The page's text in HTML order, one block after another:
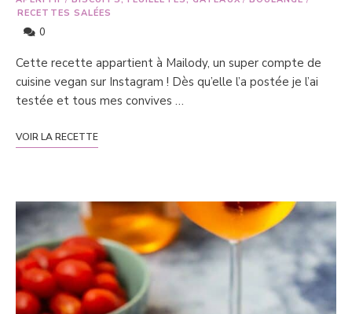
RECETTES SALÉES
0
Cette recette appartient à Mailody, un super compte de
cuisine vegan sur Instagram ! Dès qu’elle l’a postée je l’ai
testée et tous mes convives …
VOIR LA RECETTE